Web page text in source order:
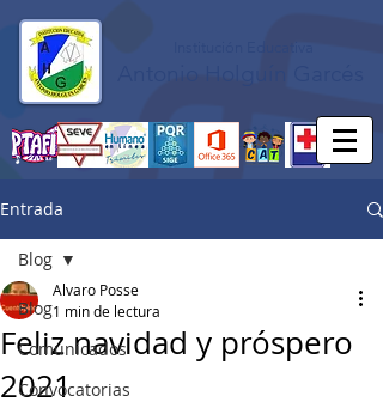
Entrada
Blog
Comunicados
Convocatorias
Blog
Feliz navidad y próspero
2021
Alvaro Posse
1 min de lectura